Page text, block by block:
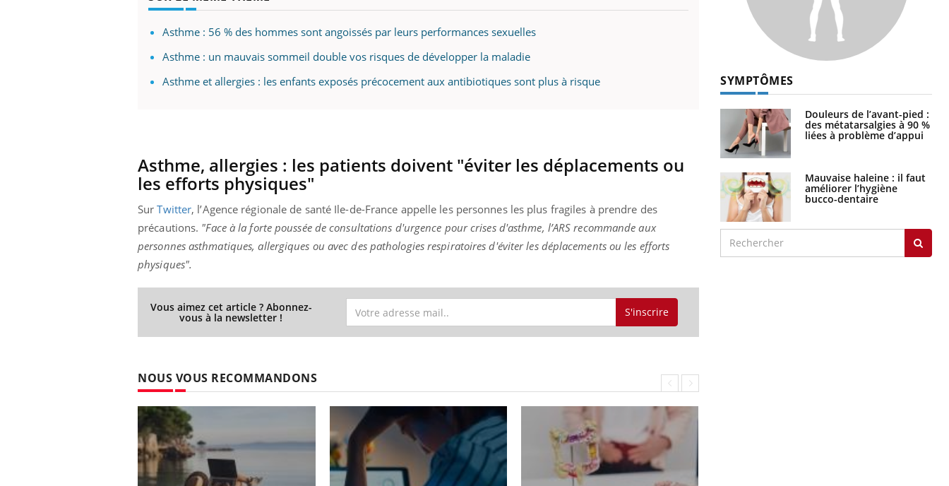
Asthme : 56 % des hommes sont angoissés par leurs performances sexuelles
Asthme : un mauvais sommeil double vos risques de développer la maladie
Asthme et allergies : les enfants exposés précocement aux antibiotiques sont plus à risque
Asthme, allergies : les patients doivent "éviter les déplacements ou
les efforts physiques"
SurTwitter, l’Agence régionale de santé Ile-de-France appelle les personnes les plus fragiles à prendre des
précautions. "Face à la forte poussée de consultations d'urgence pour crises d'asthme, l’ARS recommande aux
personnes asthmatiques, allergiques ou avec des pathologies respiratoires d'éviter les déplacements ou les efforts
physiques".
Vous aimez cet article ? Abonnez-
vous à la newsletter ! S'inscrire
NOUS VOUS RECOMMANDONS
SYMPTÔMES
Douleurs de l’avant-pied :
des métatarsalgies à 90 %
liées à problème d’appui
Mauvaise haleine : il faut
améliorer l’hygiène
bucco-dentaire